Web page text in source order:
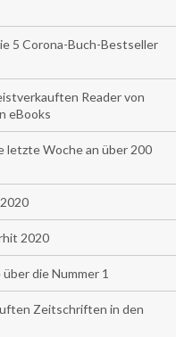
5 Corona-Buch-Bestseller
Reader von
eBooks
letzte Woche an über 200
2020
die Nummer 1
Zeitschriften in den